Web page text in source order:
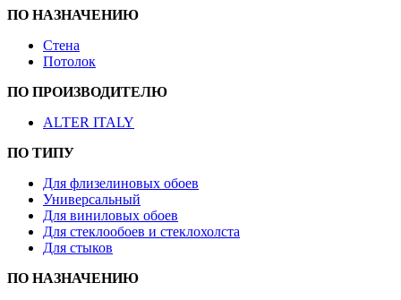
ПО НАЗНАЧЕНИЮ
Стена
Потолок
ПО ПРОИЗВОДИТЕЛЮ
ALTER ITALY
ПО ТИПУ
Для флизелиновых обоев
Универсальный
Для виниловых обоев
Для стеклообоев и стеклохолста
Для стыков
ПО НАЗНАЧЕНИЮ